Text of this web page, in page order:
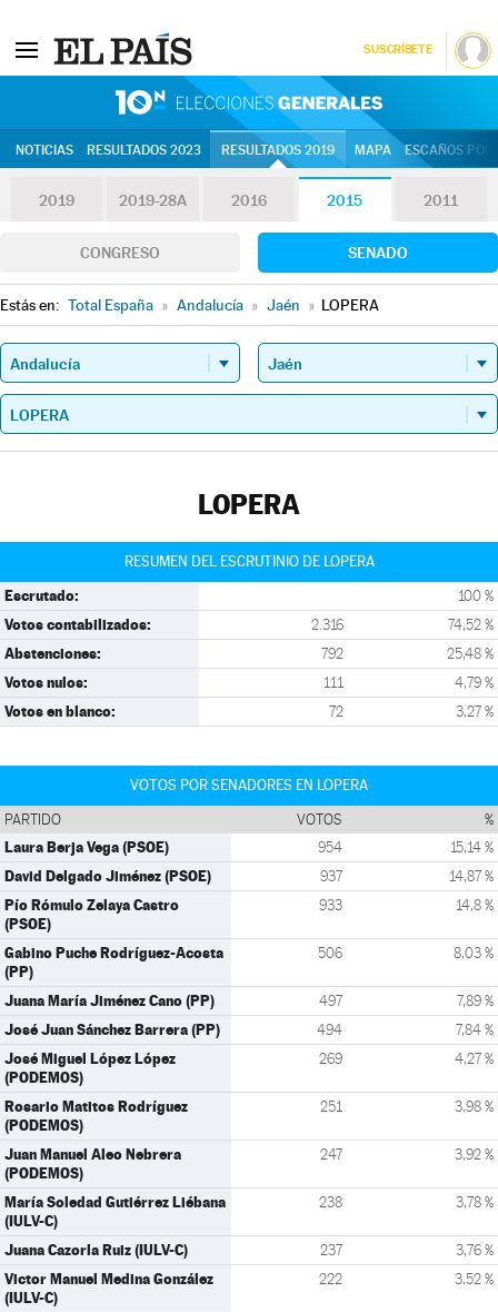
SUSCRÍBETE
NOTICIAS RESULTADOS 2023 RESULTADOS 2019 MAPA ESCAÑOS
2019 2019-28A 2016 2015 2011
CONGRESO SENADO
Estás en: Total España » Andalucía » Jaén » LOPERA
LOPERA
RESUMEN DEL ESCRUTINIO DE LOPERA
Escrutado: 100 %
Votos contabilizados: 2.316 74,52 %
Abstenciones: 792 25,48 %
Votos nulos: 111 4,79 %
Votos en blanco: 72 3,27 %
VOTOS POR SENADORES EN LOPERA
PARTIDO VOTOS %
Laura Berja Vega (PSOE) 954 15,14 %
David Delgado Jiménez (PSOE) 937 14,87 %
Pío Rómulo Zelaya Castro
(PSOE)
933 14,8 %
Gabino Puche Rodríguez-Acosta
(PP)
506 8,03 %
Juana María Jiménez Cano (PP) 497 7,89 %
José Juan Sánchez Barrera (PP) 494 7,84 %
José Miguel López López
(PODEMOS)
269 4,27 %
Rosario Matitos Rodríguez
(PODEMOS)
251 3,98 %
Juan Manuel Aleo Nebrera
(PODEMOS)
247 3,92 %
María Soledad Gutiérrez Liébana
(IULV-C)
238 3,78 %
Juana Cazorla Ruiz (IULV-C) 237 3,76 %
Victor Manuel Medina González
(IULV-C)
222 3,52 %